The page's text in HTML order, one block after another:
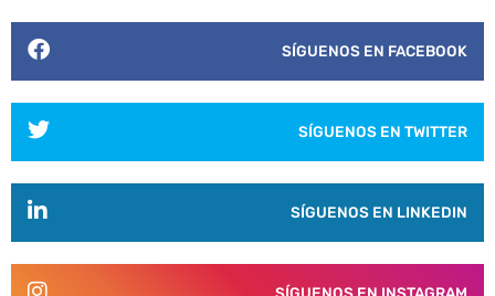
SÍGUENOS EN FACEBOOK
SÍGUENOS EN TWITTER
SÍGUENOS EN LINKEDIN